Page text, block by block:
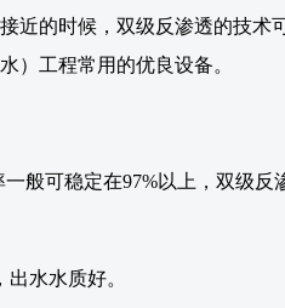
的时候，双级反渗透的技术
）工程常用的优良设备。
般可稳定在97%以上，双级
水水质好。